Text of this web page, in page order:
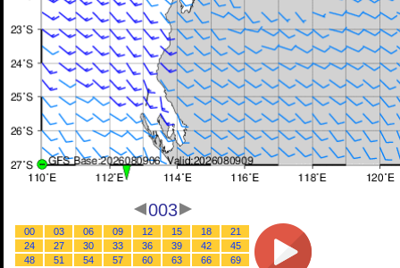
003
00 03 06 09 12 15 18
21
24
27 30 33 36 39 42
45
48
51 54 57 60 63 66
69